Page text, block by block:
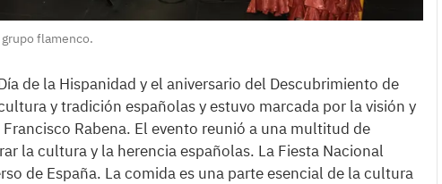
flamenco.
de la Hispanidad y el aniversario del Descubrimiento de
y tradición españolas y estuvo marcada por la visión y
Rabena. El evento reunió a una multitud de
la cultura y la herencia españolas. La Fiesta Nacional
de España. La comida es una parte esencial de la cultura